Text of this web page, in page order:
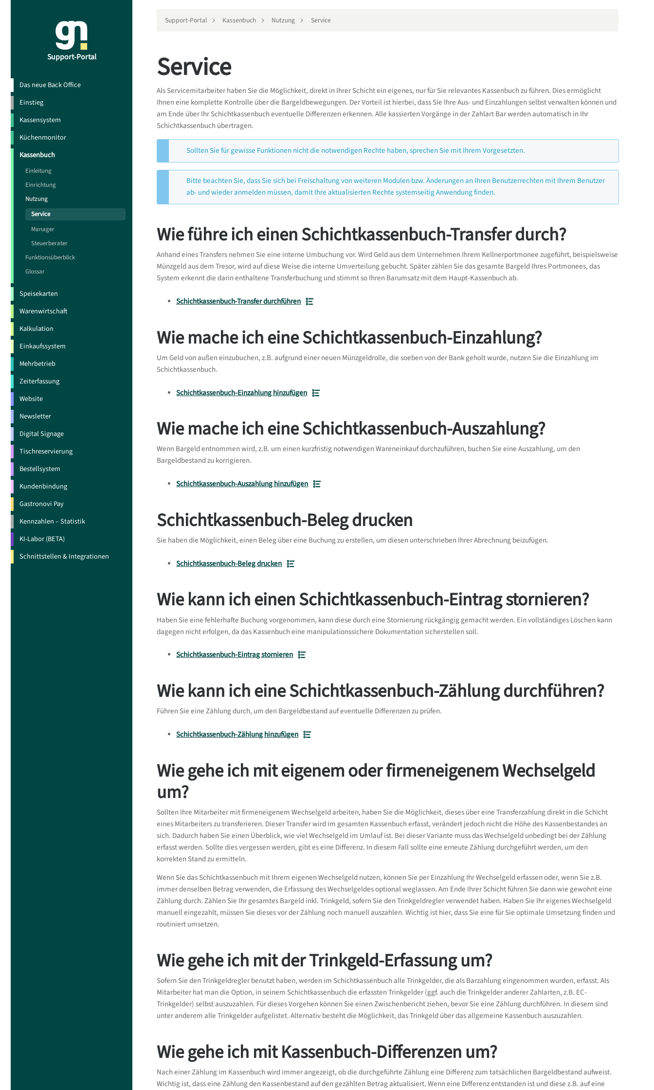
Support-Portal
Das neue Back Office
Einstieg
Kassensystem
Küchenmonitor
Kassenbuch
Einleitung
Einrichtung
Nutzung
Service
Manager
Steuerberater
Funktionsüberblick
Glossar
Speisekarten
Warenwirtschaft
Kalkulation
Einkaufssystem
Mehrbetrieb
Zeiterfassung
Website
Newsletter
Digital Signage
Tischreservierung
Bestellsystem
Kundenbindung
Gastronovi Pay
Kennzahlen – Statistik
KI-Labor (BETA)
Schnittstellen & Integrationen
Support-Portal Kassenbuch Nutzung Service
Service
Als Servicemitarbeiter haben Sie die Möglichkeit, direkt in Ihrer Schicht ein eigenes, nur für Sie relevantes Kassenbuch zu führen. Dies ermöglicht
Ihnen eine komplette Kontrolle über die Bargeldbewegungen. Der Vorteil ist hierbei, dass Sie Ihre Aus- und Einzahlungen selbst verwalten können und
am Ende über Ihr Schichtkassenbuch eventuelle Differenzen erkennen. Alle kassierten Vorgänge in der Zahlart Bar werden automatisch in Ihr
Schichtkassenbuch übertragen.
Sollten Sie für gewisse Funktionen nicht die notwendigen Rechte haben, sprechen Sie mit Ihrem Vorgesetzten.
Bitte beachten Sie, dass Sie sich bei Freischaltung von weiteren Modulen bzw. Änderungen an Ihren Benutzerrechten mit Ihrem Benutzer
ab- und wieder anmelden müssen, damit Ihre aktualisierten Rechte systemseitig Anwendung finden.
Wie führe ich einen Schichtkassenbuch-Transfer durch?
Anhand eines Transfers nehmen Sie eine interne Umbuchung vor. Wird Geld aus dem Unternehmen Ihrem Kellnerportmonee zugeführt, beispielsweise
Münzgeld aus dem Tresor, wird auf diese Weise die interne Umverteilung gebucht. Später zählen Sie das gesamte Bargeld Ihres Portmonees, das
System erkennt die darin enthaltene Transferbuchung und stimmt so Ihren Barumsatz mit dem Haupt-Kassenbuch ab.
Schichtkassenbuch-Transfer durchführen
Wie mache ich eine Schichtkassenbuch-Einzahlung?
Um Geld von außen einzubuchen, z.B. aufgrund einer neuen Münzgeldrolle, die soeben von der Bank geholt wurde, nutzen Sie die Einzahlung im
Schichtkassenbuch.
Schichtkassenbuch-Einzahlung hinzufügen
Wie mache ich eine Schichtkassenbuch-Auszahlung?
Wenn Bargeld entnommen wird, z.B. um einen kurzfristig notwendigen Wareneinkauf durchzuführen, buchen Sie eine Auszahlung, um den
Bargeldbestand zu korrigieren.
Schichtkassenbuch-Auszahlung hinzufügen
Schichtkassenbuch-Beleg drucken
Sie haben die Möglichkeit, einen Beleg über eine Buchung zu erstellen, um diesen unterschrieben Ihrer Abrechnung beizufügen.
Schichtkassenbuch-Beleg drucken
Wie kann ich einen Schichtkassenbuch-Eintrag stornieren?
Haben Sie eine fehlerhafte Buchung vorgenommen, kann diese durch eine Stornierung rückgängig gemacht werden. Ein vollständiges Löschen kann
dagegen nicht erfolgen, da das Kassenbuch eine manipulationssichere Dokumentation sicherstellen soll.
Schichtkassenbuch-Eintrag stornieren
Wie kann ich eine Schichtkassenbuch-Zählung durchführen?
Führen Sie eine Zählung durch, um den Bargeldbestand auf eventuelle Differenzen zu prüfen.
Schichtkassenbuch-Zählung hinzufügen
Wie gehe ich mit eigenem oder firmeneigenem Wechselgeld
um?
Sollten Ihre Mitarbeiter mit firmeneigenem Wechselgeld arbeiten, haben Sie die Möglichkeit, dieses über eine Transferzahlung direkt in die Schicht
eines Mitarbeiters zu transferieren. Dieser Transfer wird im gesamten Kassenbuch erfasst, verändert jedoch nicht die Höhe des Kassenbestandes an
sich. Dadurch haben Sie einen Überblick, wie viel Wechselgeld im Umlauf ist. Bei dieser Variante muss das Wechselgeld unbedingt bei der Zählung
erfasst werden. Sollte dies vergessen werden, gibt es eine Differenz. In diesem Fall sollte eine erneute Zählung durchgeführt werden, um den
korrekten Stand zu ermitteln.
Wenn Sie das Schichtkassenbuch mit Ihrem eigenen Wechselgeld nutzen, können Sie per Einzahlung Ihr Wechselgeld erfassen oder, wenn Sie z.B.
immer denselben Betrag verwenden, die Erfassung des Wechselgeldes optional weglassen. Am Ende Ihrer Schicht führen Sie dann wie gewohnt eine
Zählung durch. Zählen Sie Ihr gesamtes Bargeld inkl. Trinkgeld, sofern Sie den Trinkgeldregler verwendet haben. Haben Sie Ihr eigenes Wechselgeld
manuell eingezahlt, müssen Sie dieses vor der Zählung noch manuell auszahlen. Wichtig ist hier, dass Sie eine für Sie optimale Umsetzung finden und
routiniert umsetzen.
Wie gehe ich mit der Trinkgeld-Erfassung um?
Sofern Sie den Trinkgeldregler benutzt haben, werden im Schichtkassenbuch alle Trinkgelder, die als Barzahlung eingenommen wurden, erfasst. Als
Mitarbeiter hat man die Option, in seinem Schichtkassenbuch die erfassten Trinkgelder (ggf. auch die Trinkgelder anderer Zahlarten, z.B. EC-
Trinkgelder) selbst auszuzahlen. Für dieses Vorgehen können Sie einen Zwischenbericht ziehen, bevor Sie eine Zählung durchführen. In diesem sind
unter anderem alle Trinkgelder aufgelistet. Alternativ besteht die Möglichkeit, das Trinkgeld über das allgemeine Kassenbuch auszuzahlen.
Wie gehe ich mit Kassenbuch-Differenzen um?
Nach einer Zählung im Kassenbuch wird immer angezeigt, ob die durchgeführte Zählung eine Differenz zum tatsächlichen Bargeldbestand aufweist.
Wichtig ist, dass eine Zählung den Kassenbestand auf den gezählten Betrag aktualisiert. Wenn eine Differenz entstanden ist und diese z.B. auf eine